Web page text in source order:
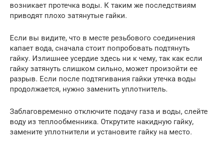
возникает протечка воды. К таким же последствиям
приводят плохо затянутые гайки.
Если вы видите, что в месте резьбового соединения
капает вода, сначала стоит попробовать подтянуть
гайку. Излишнее усердие здесь ни к чему, так как если
гайку затянуть слишком сильно, может произойти ее
разрыв. Если после подтягивания гайки утечка воды
продолжается, нужно заменить уплотнитель.
Заблаговременно отключите подачу газа и воды, слейте
воду из теплообменника. Открутите накидную гайку,
замените уплотнители и установите гайку на место.